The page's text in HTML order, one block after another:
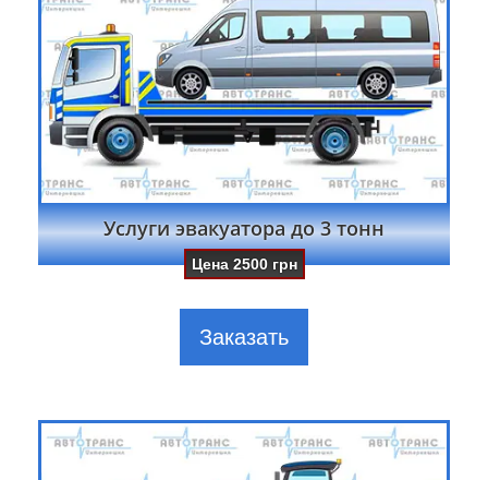
Услуги эвакуатора до 3 тонн
Цена2500 грн
Заказать